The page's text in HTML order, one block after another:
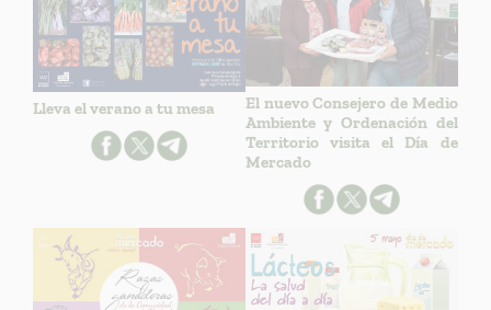
Lleva el verano a tu mesa
El nuevo Consejero de Medio
Ambiente y Ordenación del
Territorio visita el Día de
Mercado